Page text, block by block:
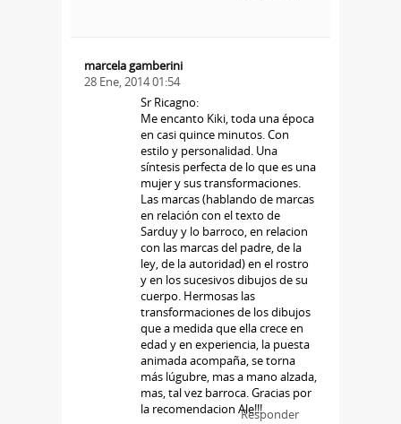
marcela gamberini
28 Ene, 2014 01:54
Sr Ricagno:
Me encanto Kiki, toda una época
en casi quince minutos. Con
estilo y personalidad. Una
síntesis perfecta de lo que es una
mujer y sus transformaciones.
Las marcas (hablando de marcas
en relación con el texto de
Sarduy y lo barroco, en relacion
con las marcas del padre, de la
ley, de la autoridad) en el rostro
y en los sucesivos dibujos de su
cuerpo. Hermosas las
transformaciones de los dibujos
que a medida que ella crece en
edad y en experiencia, la puesta
animada acompaña, se torna
más lúgubre, mas a mano alzada,
mas, tal vez barroca. Gracias por
la recomendacion Ale!!!Responder